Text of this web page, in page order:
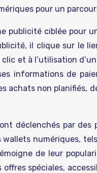
pour un
publicité ciblée pour
il clique sur le
et à l’utilisation
informations de
achats non planifiés,
déclenchés par des
numériques,
de leur
spéciales,